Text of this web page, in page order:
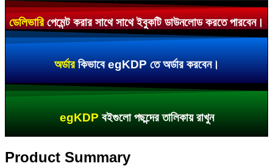
ডেলিভারি পেমেন্ট করার সাথে সাথে ইবুকটি ডাউনলোড করতে পারবেন।
অর্ডার কিভাবে egKDP তে অর্ডার করবেন।
egKDP বইগুলো পছন্দের তালিকায় রাখুন
Product Summary